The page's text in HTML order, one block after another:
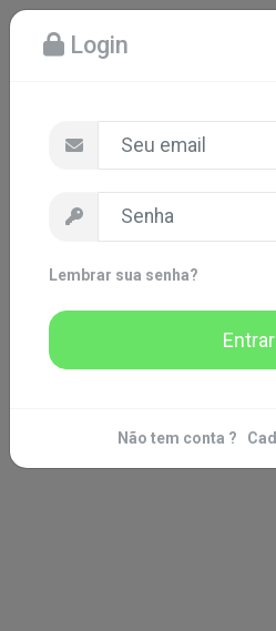
Login
Lembrar sua senha?
Entrar
Não tem conta ?